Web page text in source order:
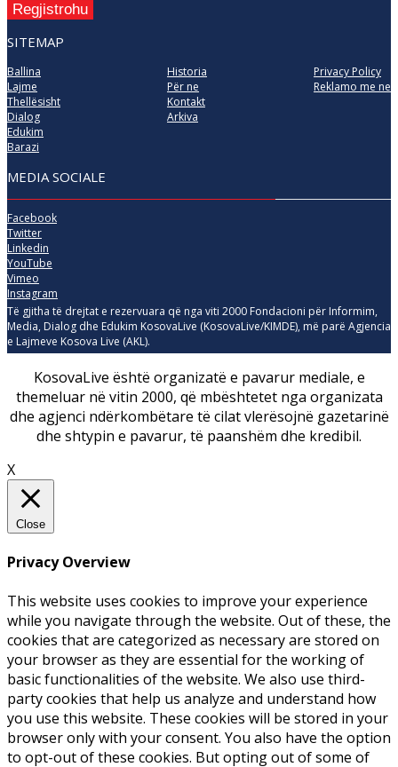
Regjistrohu
SITEMAP
Ballina
Lajme
Thellësisht
Dialog
Edukim
Barazi
Historia
Për ne
Kontakt
Arkiva
Privacy Policy
Reklamo me ne
MEDIA SOCIALE
Facebook
Twitter
Linkedin
YouTube
Vimeo
Instagram
Të gjitha të drejtat e rezervuara që nga viti 2000 Fondacioni për Informim,
Media, Dialog dhe Edukim KosovaLive (KosovaLive/KIMDE), më parë Agjencia
e Lajmeve Kosova Live (AKL).
KosovaLive është organizatë e pavarur mediale, e
themeluar në vitin 2000, që mbështetet nga organizata
dhe agjenci ndërkombëtare të cilat vlerësojnë gazetarinë
dhe shtypin e pavarur, të paanshëm dhe kredibil.
X
Close
Privacy Overview
This website uses cookies to improve your experience
while you navigate through the website. Out of these, the
cookies that are categorized as necessary are stored on
your browser as they are essential for the working of
basic functionalities of the website. We also use third-
party cookies that help us analyze and understand how
you use this website. These cookies will be stored in your
browser only with your consent. You also have the option
to opt-out of these cookies. But opting out of some of